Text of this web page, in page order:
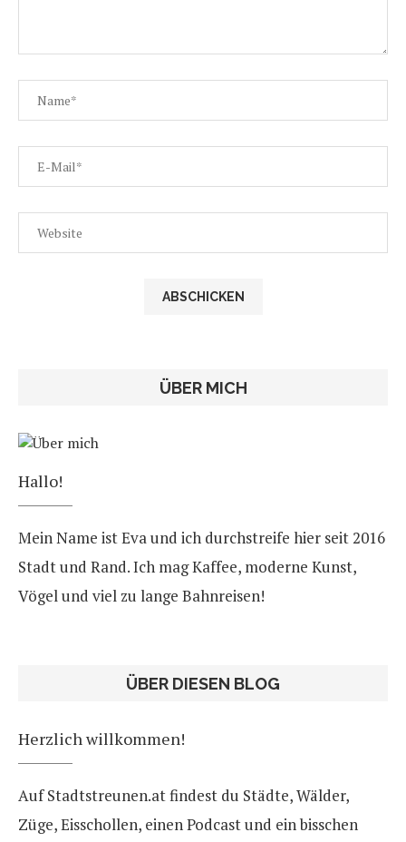
ÜBER MICH
Hallo!
Mein Name ist Eva und ich durchstreife hier seit 2016
Stadt und Rand. Ich mag Kaffee, moderne Kunst,
Vögel und viel zu lange Bahnreisen!
ÜBER DIESEN BLOG
Herzlich willkommen!
Auf Stadtstreunen.at findest du Städte, Wälder,
Züge, Eisschollen, einen Podcast und ein bisschen